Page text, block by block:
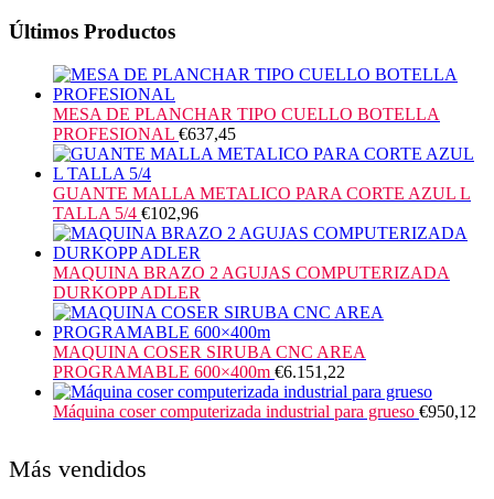
Últimos Productos
MESA DE PLANCHAR TIPO CUELLO BOTELLA
PROFESIONAL €637,45
GUANTE MALLA METALICO PARA CORTE AZUL L
TALLA 5/4 €102,96
MAQUINA BRAZO 2 AGUJAS COMPUTERIZADA
DURKOPP ADLER
MAQUINA COSER SIRUBA CNC AREA
PROGRAMABLE 600×400m €6.151,22
Máquina coser computerizada industrial para grueso €950,12
Más vendidos